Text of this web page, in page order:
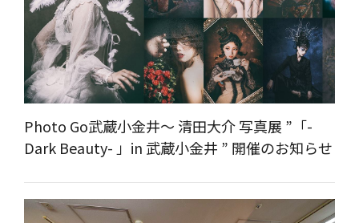
Photo Go武蔵小金井～ 清田大介 写真展 ”「-
Dark Beauty- 」in 武蔵小金井 ” 開催のお知らせ